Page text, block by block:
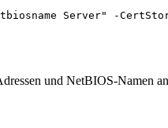
Server" -
und NetBIOS-Namen